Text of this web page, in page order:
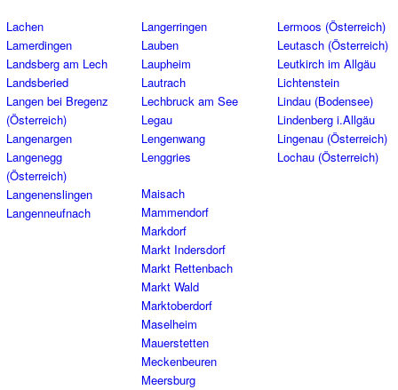
Lachen
Lamerdingen
Landsberg am Lech
Landsberied
Langen bei Bregenz
(Österreich)
Langenargen
Langenegg
(Österreich)
Langenenslingen
Langenneufnach
Langerringen
Lauben
Laupheim
Lautrach
Lechbruck am See
Legau
Lengenwang
Lenggries
Lermoos (Österreich)
Leutasch (Österreich)
Leutkirch im Allgäu
Lichtenstein
Lindau (Bodensee)
Lindenberg i.Allgäu
Lingenau (Österreich)
Lochau (Österreich)
Maisach
Mammendorf
Markdorf
Markt Indersdorf
Markt Rettenbach
Markt Wald
Marktoberdorf
Maselheim
Mauerstetten
Meckenbeuren
Meersburg